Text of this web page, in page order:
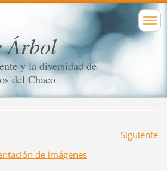
Árbol
y la diversidad de
del Chaco
Siguiente
de imágenes